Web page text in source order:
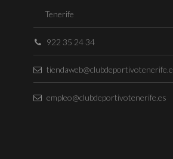
Tenerife
922 35 24 34
empleo@clubdeportivotenerife.es